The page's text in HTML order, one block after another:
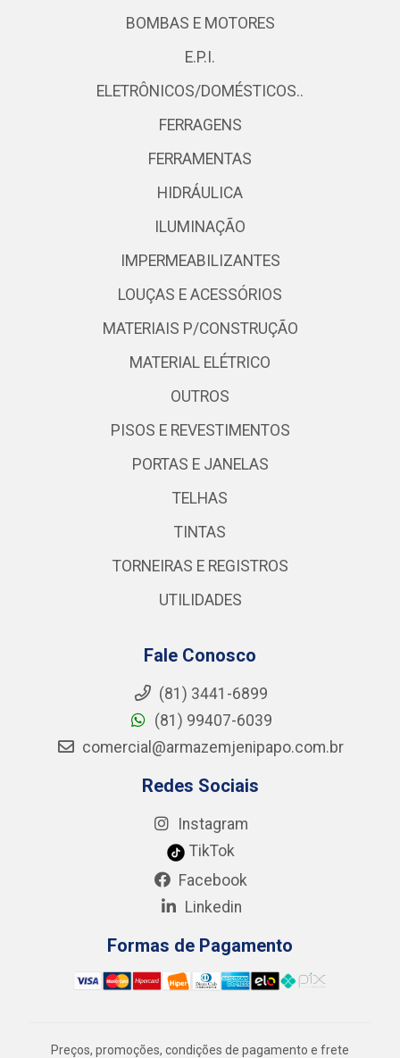
BOMBAS E MOTORES
E.P.I.
ELETRÔNICOS/DOMÉSTICOS..
FERRAGENS
FERRAMENTAS
HIDRÁULICA
ILUMINAÇÃO
IMPERMEABILIZANTES
LOUÇAS E ACESSÓRIOS
MATERIAIS P/CONSTRUÇÃO
MATERIAL ELÉTRICO
OUTROS
PISOS E REVESTIMENTOS
PORTAS E JANELAS
TELHAS
TINTAS
TORNEIRAS E REGISTROS
UTILIDADES
Fale Conosco
(81) 3441-6899
(81) 99407-6039
comercial@armazemjenipapo.com.br
Redes Sociais
Instagram
TikTok
Facebook
Linkedin
Formas de Pagamento
Preços, promoções, condições de pagamento e frete